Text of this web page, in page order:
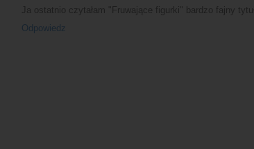
Ja ostatnio czytałam "Fruwające figurki" bardzo fajny tytuł.
Odpowiedz